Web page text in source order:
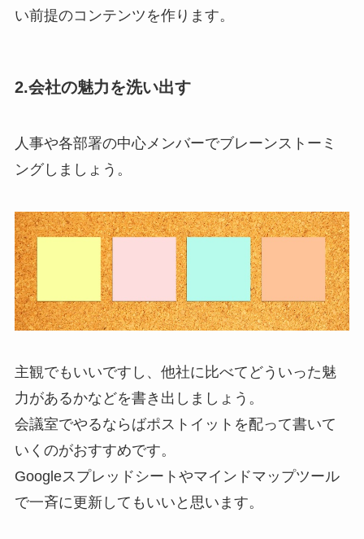
い前提のコンテンツを作ります。
2.会社の魅力を洗い出す
人事や各部署の中心メンバーでブレーンストーミ
ングしましょう。
主観でもいいですし、他社に比べてどういった魅
力があるかなどを書き出しましょう。
会議室でやるならばポストイットを配って書いて
いくのがおすすめです。
Googleスプレッドシートやマインドマップツール
で一斉に更新してもいいと思います。